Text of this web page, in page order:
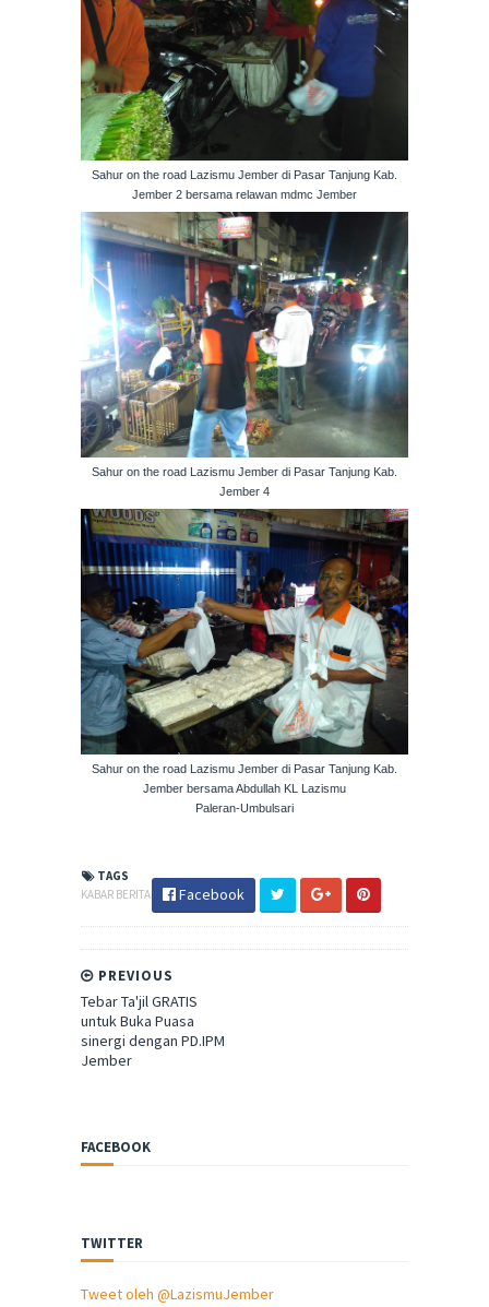
Sahur on the road Lazismu Jember di Pasar Tanjung Kab.
Jember 2 bersama relawan mdmc Jember
Sahur on the road Lazismu Jember di Pasar Tanjung Kab.
Jember 4
Sahur on the road Lazismu Jember di Pasar Tanjung Kab.
Jember bersama Abdullah KL Lazismu
Paleran-Umbulsari
TAGS
KABAR BERITA
Facebook
PREVIOUS
Tebar Ta'jil GRATIS
untuk Buka Puasa
sinergi dengan PD.IPM
Jember
FACEBOOK
TWITTER
Tweet oleh @LazismuJember